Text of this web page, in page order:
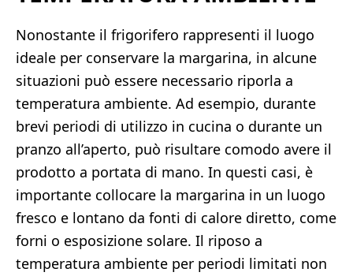
Nonostante il frigorifero rappresenti il luogo
ideale per conservare la margarina, in alcune
situazioni può essere necessario riporla a
temperatura ambiente. Ad esempio, durante
brevi periodi di utilizzo in cucina o durante un
pranzo all’aperto, può risultare comodo avere il
prodotto a portata di mano. In questi casi, è
importante collocare la margarina in un luogo
fresco e lontano da fonti di calore diretto, come
forni o esposizione solare. Il riposo a
temperatura ambiente per periodi limitati non